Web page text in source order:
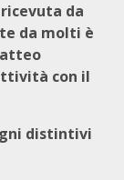
da
da molti è
con il
distintivi